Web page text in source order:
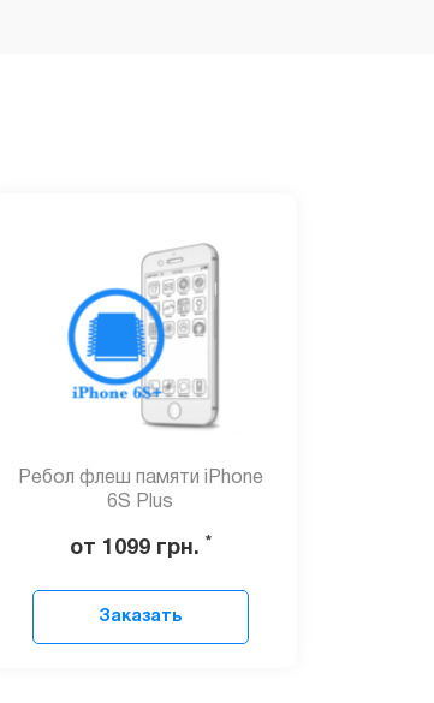
Ребол флеш памяти iPhone
6S Plus
от 1099 грн. *
Заказать